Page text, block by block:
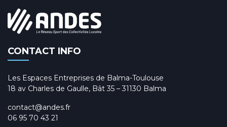
CONTACT INFO
Les Espaces Entreprises de Balma-Toulouse
18 av Charles de Gaulle, Bât 35 – 31130 Balma
contact@andes.fr
06 95 70 43 21